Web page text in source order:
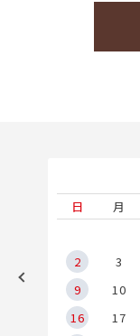
日
月
2
3
9
10
16
17